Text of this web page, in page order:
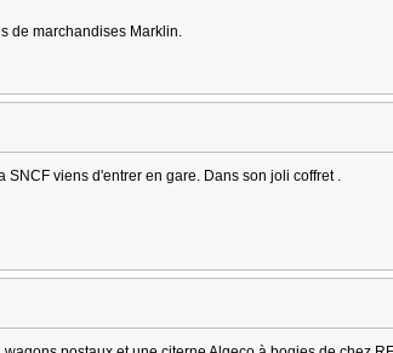
de marchandises Marklin.
viens d'entrer en gare. Dans son joli coffret .